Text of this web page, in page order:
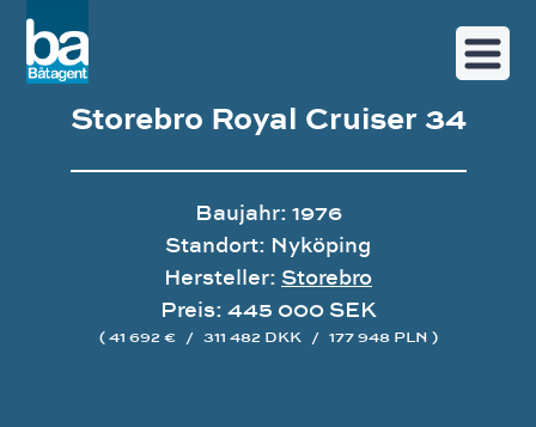
Storebro Royal Cruiser 34
Baujahr: 1976
Standort: Nyköping
Hersteller: Storebro
Preis: 445 000 SEK
( 41 692 € / 311 482 DKK / 177 948 PLN )